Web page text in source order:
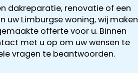
dakreparatie, renovatie of een
uw Limburgse woning, wij maken
offerte voor u. Binnen
met u op om uw wensen te
vragen te beantwoorden.